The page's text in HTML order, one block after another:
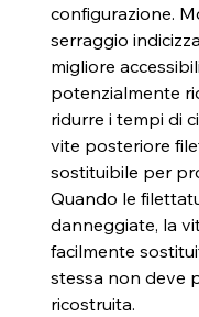
configurazione.
serraggio
migliore
potenzialmente
ridurre i tempi di
vite posteriore
sostituibile per
Quando le
danneggiate, la
facilmente
stessa non deve
ricostruita.